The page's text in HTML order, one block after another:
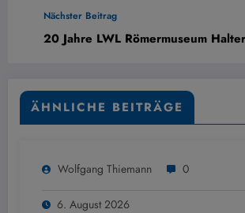
Nächster Beitrag
20 Jahre LWL Römermuseum
ÄHNLICHE BEITRÄGE
Wolfgang Thiemann 0
6. August 2026